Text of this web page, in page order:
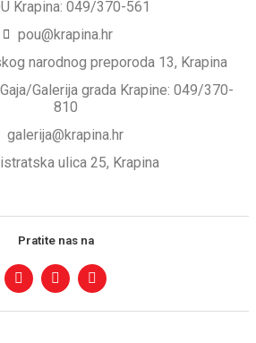
Krapina: 049/370-561
pou@krapina.hr
narodnog preporoda 13, Krapina
Galerija grada Krapine: 049/370-
810
galerija@krapina.hr
ulica 25, Krapina
Pratite nas na